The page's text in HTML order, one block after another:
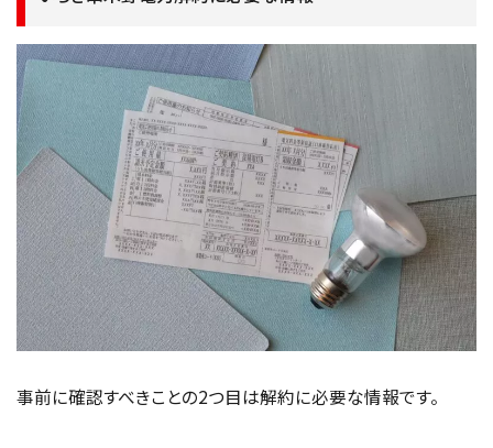
事前に確認すべきことの2つ目は解約に必要な情報です。